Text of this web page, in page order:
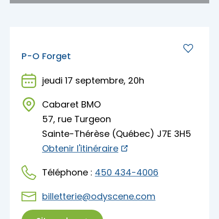
P-O Forget
jeudi 17 septembre, 20h
Cabaret BMO
57, rue Turgeon
Sainte-Thérèse (Québec) J7E 3H5
Obtenir l'itinéraire
Téléphone : 450 434-4006
billetterie@odyscene.com